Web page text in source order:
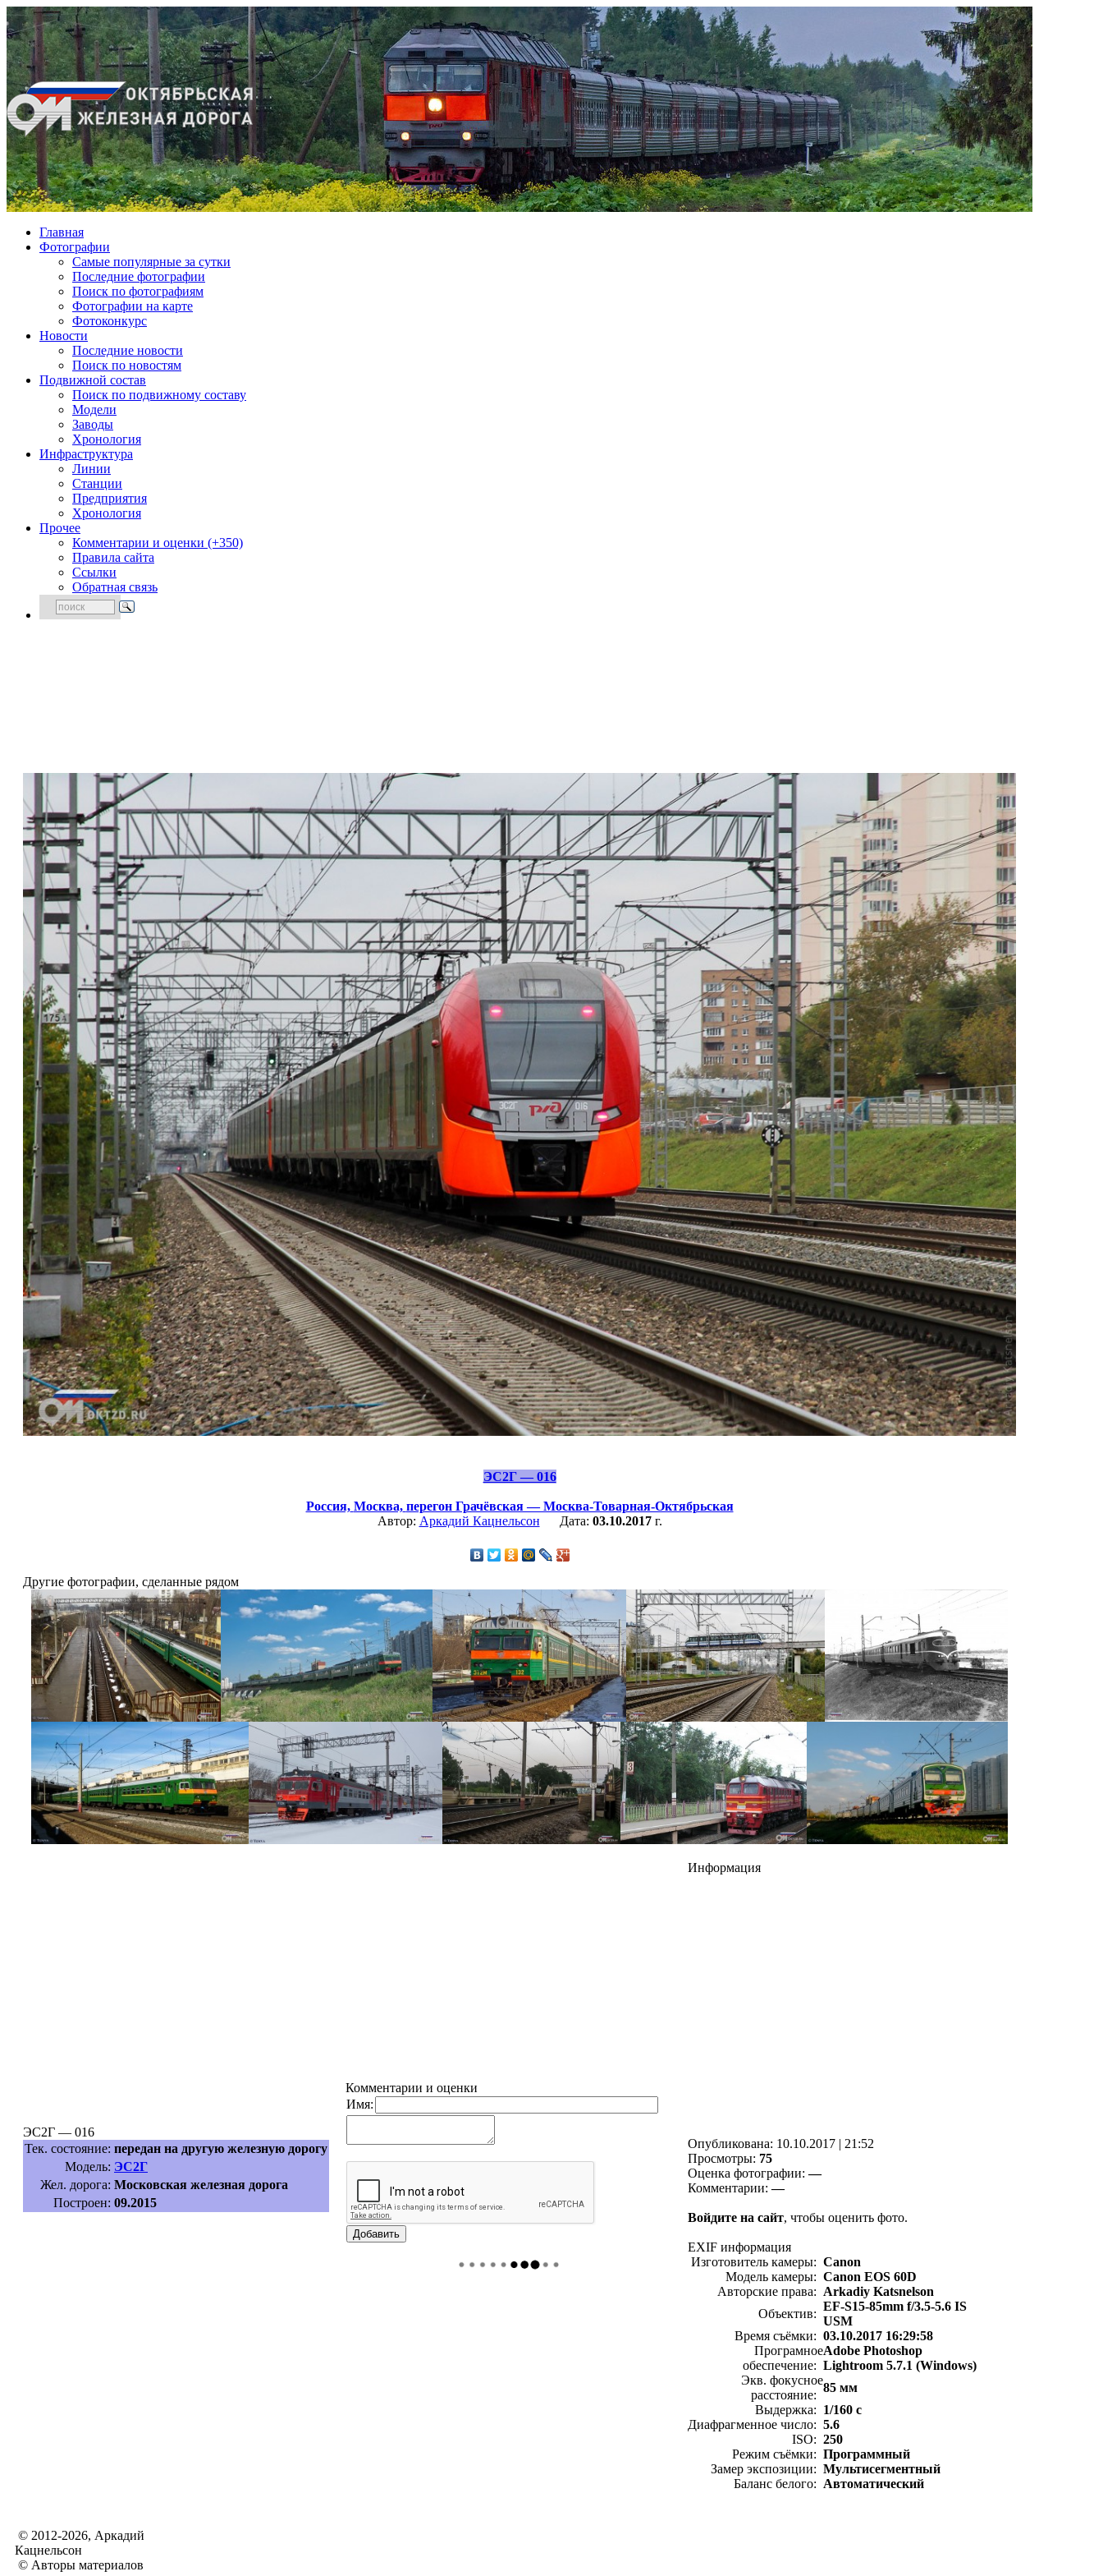
Главная
Фотографии
Cамые популярные за сутки
Последние фотографии
Поиск по фотографиям
Фотографии на карте
Фотоконкурс
Новости
Последние новости
Поиск по новостям
Подвижной состав
Поиск по подвижному составу
Модели
Заводы
Хронология
Инфраструктура
Линии
Станции
Предприятия
Хронология
Прочее
Комментарии и оценки (+350)
Правила сайта
Ссылки
Обратная связь
ЭС2Г — 016
Россия, Москва, перегон Грачёвская — Москва-Товарная-Октябрьская
Автор: Аркадий Кацнельсон Дата: 03.10.2017г.
Другие фотографии, сделанные рядом
ЭС2Г — 016
Тек. состояние: передан на другую железную дорогу
Модель: ЭС2Г
Жел. дорога: Московская железная дорога
Построен: 09.2015
Комментарии и оценки
Имя:
Информация
Опубликованa: 10.10.2017 | 21:52
Просмотры: 75
Оценка фотографии:—
Комментарии:—
Войдите на сайт, чтобы оценить фото.
EXIF информация
Изготовитель камеры: Canon
Модель камеры: Canon EOS 60D
Авторские права: Arkadiy Katsnelson
Объектив:
EF-S15-85mm f/3.5-5.6 IS
USM
Время съёмки: 03.10.2017 16:29:58
Програмное
обеспечение:
Adobe Photoshop
Lightroom 5.7.1 (Windows)
Экв. фокусное
расстояние:
85 мм
Выдержка: 1/160 с
Диафрагменное число: 5.6
ISO: 250
Режим съёмки: Программный
Замер экспозиции: Мультисегментный
Баланс белого: Автоматический
© 2012-2026, Аркадий
Кацнельсон
© Авторы материалов